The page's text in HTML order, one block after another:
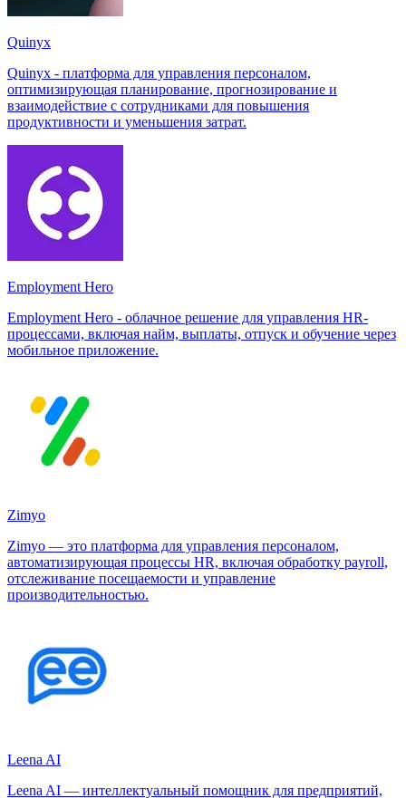
Quinyx
Quinyx - платформа для управления персоналом,
оптимизирующая планирование, прогнозирование и
взаимодействие с сотрудниками для повышения
продуктивности и уменьшения затрат.
Employment Hero
Employment Hero - облачное решение для управления HR-
процессами, включая найм, выплаты, отпуск и обучение через
мобильное приложение.
Zimyo
Zimyo — это платформа для управления персоналом,
автоматизирующая процессы HR, включая обработку payroll,
отслеживание посещаемости и управление
производительностью.
Leena AI
Leena AI — интеллектуальный помощник для предприятий,